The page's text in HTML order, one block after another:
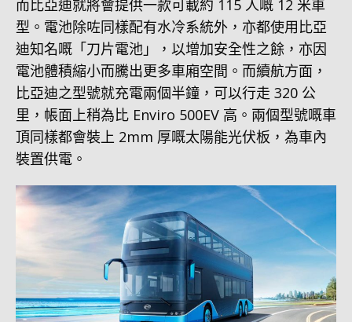
而比亞迪就將會提供一款可載約 115 人嘅 12 米車
型。電池除咗同樣配有水冷系統外，亦都使用比亞
迪知名嘅「刀片電池」，以增加安全性之餘，亦因
電池體積縮小而騰出更多車廂空間。而續航方面，
比亞迪之型號就充電兩個半鐘，可以行走 320 公
里，帳面上稍為比 Enviro 500EV 高。兩個型號嘅車
頂同樣都會裝上 2mm 厚嘅太陽能光伏板，為車內
裝置供電。